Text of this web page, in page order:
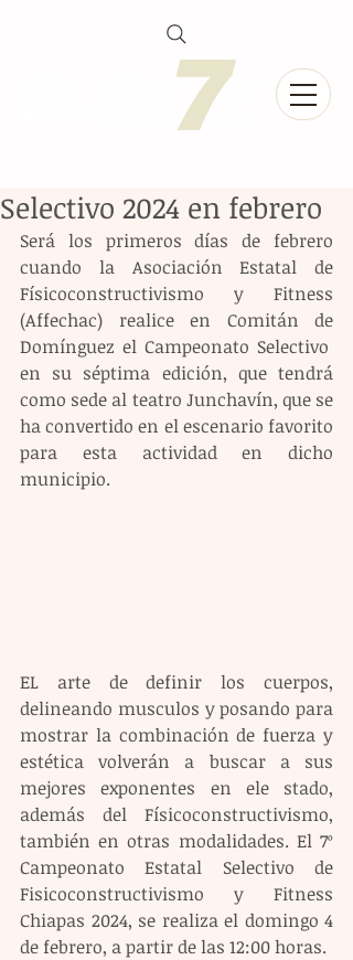
Selectivo 2024 en febrero
Será los primeros días de febrero
cuando la Asociación Estatal de
Físicoconstructivismo y Fitness
(Affechac) realice en Comitán de
Domínguez el Campeonato Selectivo
en su séptima edición, que tendrá
como sede al teatro Junchavín, que se
ha convertido en el escenario favorito
para esta actividad en dicho
municipio.
EL arte de definir los cuerpos,
delineando musculos y posando para
mostrar la combinación de fuerza y
estética volverán a buscar a sus
mejores exponentes en ele stado,
además del Físicoconstructivismo,
también en otras modalidades. El 7º
Campeonato Estatal Selectivo de
Fisicoconstructivismo y Fitness
Chiapas 2024, se realiza el domingo 4
de febrero, a partir de las 12:00 horas.